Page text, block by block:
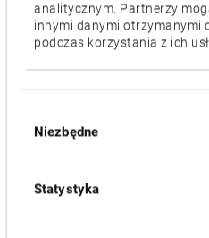
analitycznym. Partnerzy
innymi danymi otrzymanymi
podczas korzystania z ich
zgody
Niezbędne
Statystyka
Silnik [kW]
18.5/15 [22/18.5]
Filmy / Pliki do
PRODUKTY